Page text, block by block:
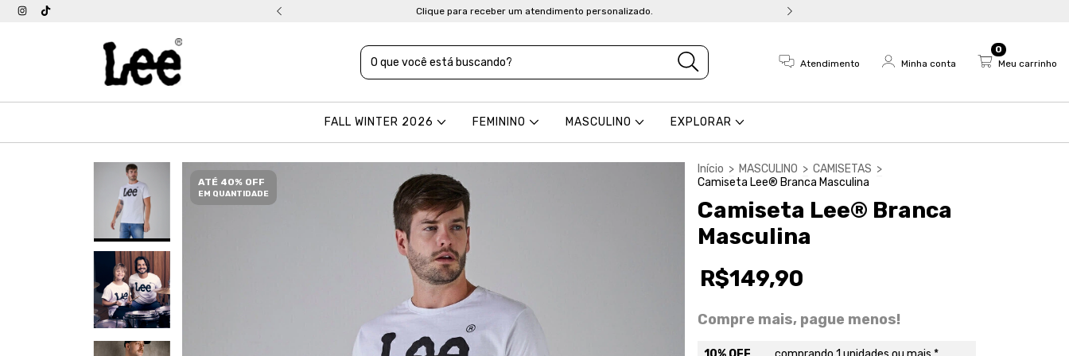
acima de R$ 399 Clique para receber um atendimento personalizado.
Atendimento Minha conta Meu carrinho
0
FALL WINTER 2026 FEMININO MASCULINO EXPLORAR
ATÉ 40% OFF
EM QUANTIDADE
Início > MASCULINO > CAMISETAS >
Camiseta Lee® Branca Masculina
Camiseta Lee® Branca
Masculina
R$149,90
Compre mais, pague menos!